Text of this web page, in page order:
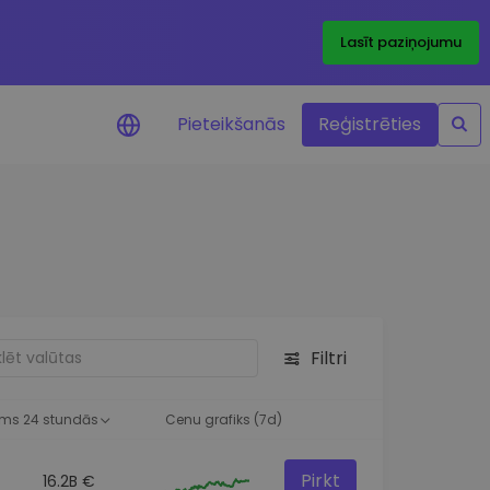
Lasīt paziņojumu
Pieteikšanās Reģistrēties
Filtri
24 stundās Cenu grafiks (7d)
16.2B € Pirkt